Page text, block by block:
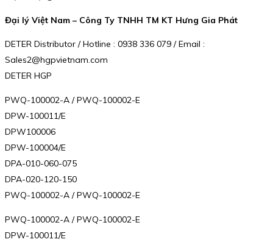
Đại lý Việt Nam – Công Ty TNHH TM KT Hưng Gia Phát
DETER Distributor / Hotline : 0938 336 079 / Email :
Sales2@hgpvietnam.com
DETER HGP
PWQ-100002-A / PWQ-100002-E
DPW-100011/E
DPW100006
DPW-100004/E
DPA-010-060-075
DPA-020-120-150
PWQ-100002-A / PWQ-100002-E
PWQ-100002-A / PWQ-100002-E
DPW-100011/E